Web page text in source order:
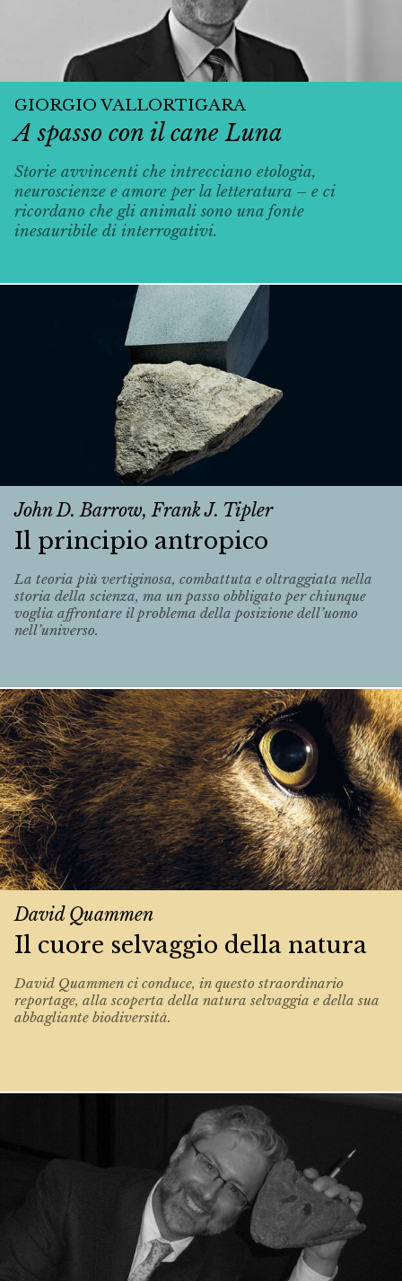
GIORGIO VALLORTIGARA
A spasso con il cane Luna
Storie avvincenti che intrecciano etologia,
neuroscienze e amore per la letteratura – e ci
ricordano che gli animali sono una fonte
inesauribile di interrogativi.
John D. Barrow, Frank J. Tipler
Il principio antropico
La teoria più vertiginosa, combattuta e oltraggiata nella
storia della scienza, ma un passo obbligato per chiunque
voglia affrontare il problema della posizione dell’uomo
nell’universo.
David Quammen
Il cuore selvaggio della natura
David Quammen ci conduce, in questo straordinario
reportage, alla scoperta della natura selvaggia e della sua
abbagliante biodiversità.